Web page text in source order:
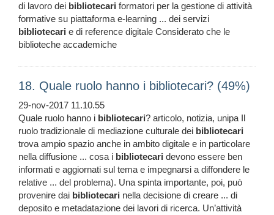
di lavoro dei bibliotecari formatori per la gestione di attività
formative su piattaforma e-learning ... dei servizi
bibliotecari e di reference digitale Considerato che le
biblioteche accademiche
18. Quale ruolo hanno i bibliotecari? (49%)
29-nov-2017 11.10.55
Quale ruolo hanno i bibliotecari? articolo, notizia, unipa Il
ruolo tradizionale di mediazione culturale dei bibliotecari
trova ampio spazio anche in ambito digitale e in particolare
nella diffusione ... cosa i bibliotecari devono essere ben
informati e aggiornati sul tema e impegnarsi a diffondere le
relative ... del problema). Una spinta importante, poi, può
provenire dai bibliotecari nella decisione di creare ... di
deposito e metadatazione dei lavori di ricerca. Un’attività